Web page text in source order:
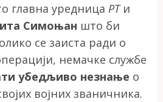
главна уредница РТи
Симоњан што би
се заиста ради о
немачке службе
убедљиво незнање о
војних званичника.